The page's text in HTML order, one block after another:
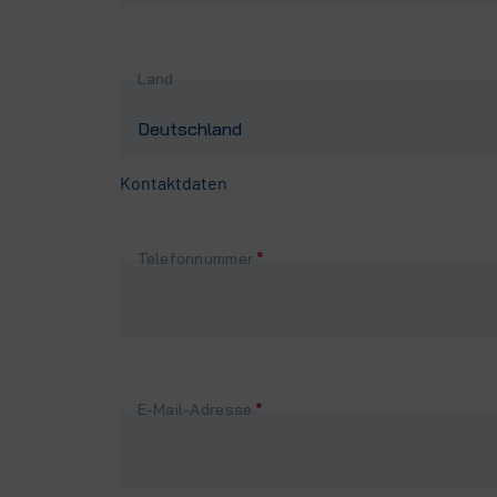
Land
Kontaktdaten
Pflichtfeld
Telefonnummer *
Pflichtfeld
E-Mail-Adresse *